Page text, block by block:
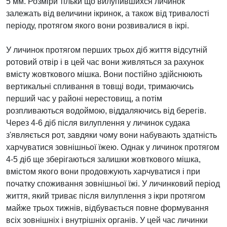
залежать від величини ікринок, а також від тривалості
періоду, протягом якого вони розвивалися в ікрі.
У личинок протягом перших трьох діб життя відсутній
ротовий отвір і в цей час вони живляться за рахунок
вмісту жовткового мішка. Вони постійно здійснюють
вертикальні спливання в товщі води, тримаючись
перший час у районі нерестовищ, а потім
розпливаються водоймою, віддаляючись від берегів.
Через 4-6 діб після вилуплення у личинок судака
з'являється рот, завдяки чому вони набувають здатність
харчуватися зовнішньої їжею. Однак у личинок протягом
4-5 діб ще зберігаються залишки жовткового мішка,
вмістом якого вони продовжують харчуватися і при
початку споживання зовнішньої їжі. У личинковий період
життя, який триває після вилуплення з ікри протягом
майже трьох тижнів, відбувається повне формування
всіх зовнішніх і внутрішніх органів. У цей час личинки